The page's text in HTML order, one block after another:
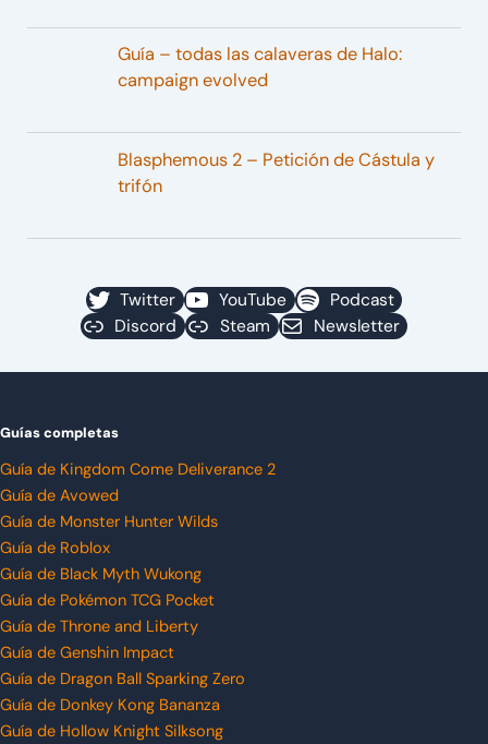
Guía – todas las calaveras de Halo:
campaign evolved
Blasphemous 2 – Petición de Cástula y
trifón
Twitter YouTube
Podcast
Discord
Steam Newsletter
Guías completas
Guía de Kingdom Come Deliverance 2
Guía de Avowed
Guía de Monster Hunter Wilds
Guía de Roblox
Guía de Black Myth Wukong
Guía de Pokémon TCG Pocket
Guía de Throne and Liberty
Guía de Genshin Impact
Guía de Dragon Ball Sparking Zero
Guía de Donkey Kong Bananza
Guía de Hollow Knight Silksong